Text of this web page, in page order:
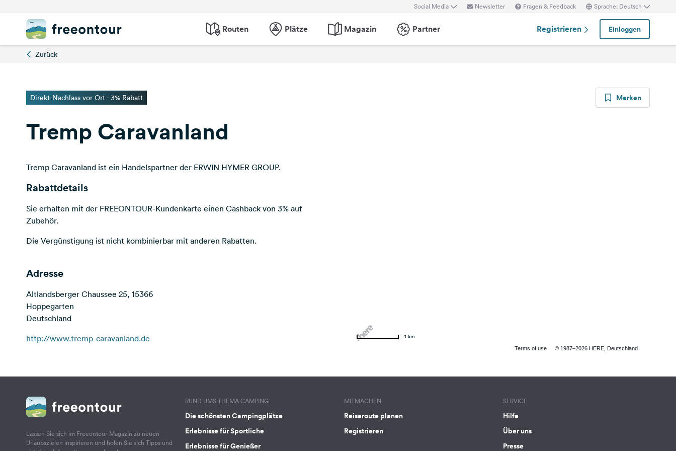
Social Media Newsletter Fragen & Feedback Sprache: Deutsch
Routen Plätze Magazin Partner Registrieren Einloggen
Zurück
Direkt-Nachlass vor Ort - 3% Rabatt Merken
Tremp Caravanland
Tremp Caravanland ist ein Handelspartner der ERWIN HYMER GROUP.
Rabattdetails
Sie erhalten mit der FREEONTOUR-Kundenkarte einen Cashback von 3% auf
Zubehör.
Die Vergünstigung ist nicht kombinierbar mit anderen Rabatten.
Adresse
Altlandsberger Chaussee 25, 15366
Hoppegarten
Deutschland
http://www.tremp-caravanland.de
Terms of use © 1987–2026 HERE, Deutschland
1 km
Lassen Sie sich im Freeontour-Magazin zu neuen
Urlaubszielen inspirieren und holen Sie sich Tipps und
RUND UMS THEMA CAMPING
Die schönsten Campingplätze
Erlebnisse für Sportliche
Erlebnisse für Genießer
MITMACHEN
Reiseroute planen
Registrieren
SERVICE
Hilfe
Über uns
Presse